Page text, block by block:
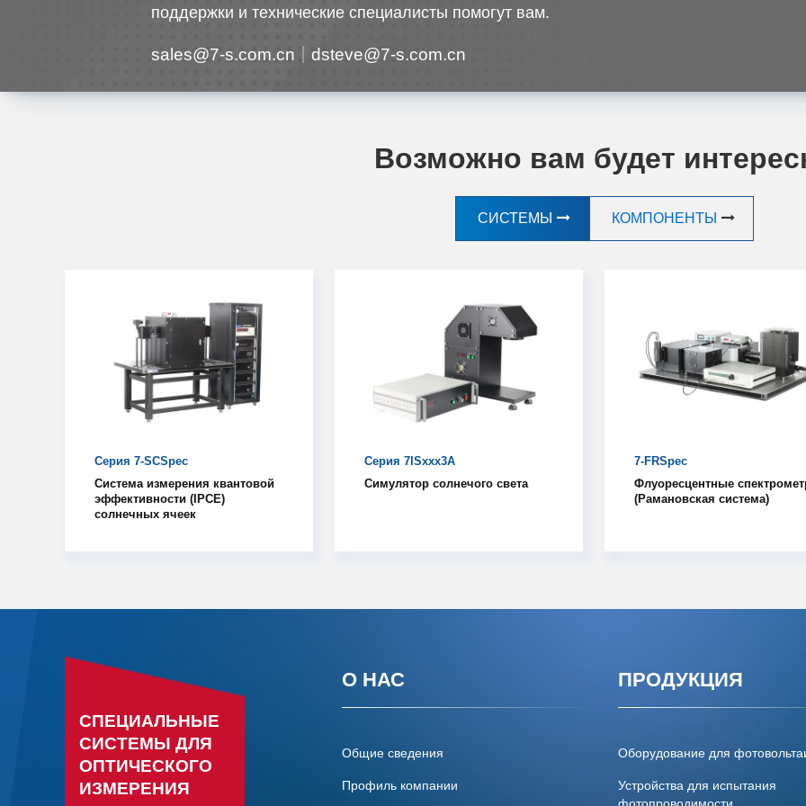
поддержки и технические специалисты помогут вам.
sales@7-s.com.cn dsteve@7-s.com.cn
Возможно вам будет
СИСТЕМЫ КОМПОНЕНТЫ
Серия 7-SCSpec
Система измерения квантовой
эффективности (IPCE)
солнечных ячеек
Серия 7ISxxx3A
Симулятор солнечого света
7-FRSpec
Флуоресцентные
(Рамановская система)
СПЕЦИАЛЬНЫЕ
СИСТЕМЫ ДЛЯ
ОПТИЧЕСКОГО
ИЗМЕРЕНИЯ
О НАС
Общие сведения
Профиль компании
ПРОДУКЦИЯ
Оборудование для
Устройства для испытания
фотопроводимости